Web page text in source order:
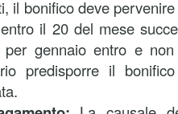
il bonifico deve
il 20 del mese
per gennaio entro e
predisporre il